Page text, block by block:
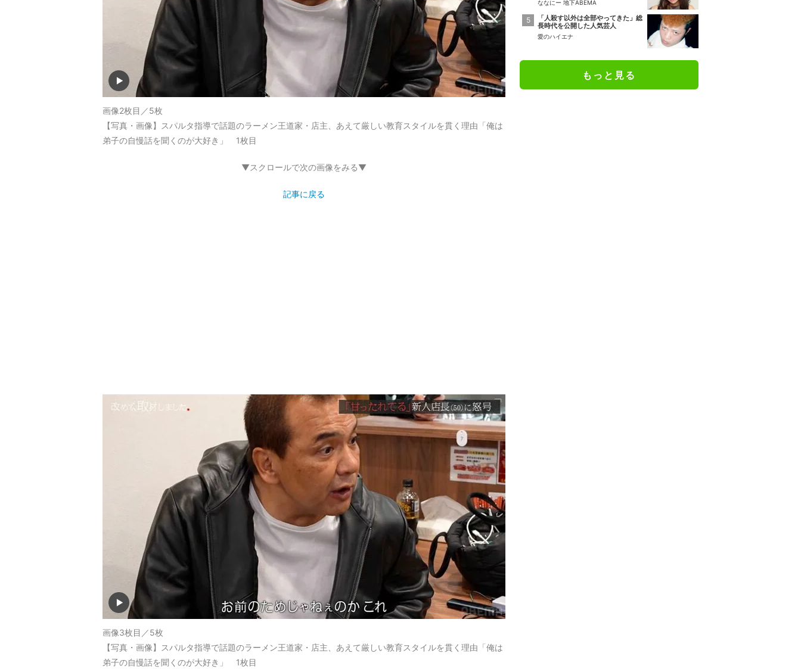
画像2枚目／5枚
【写真・画像】スパルタ指導で話題のラーメン王道家・店主、あえて厳しい教育スタイルを貫く理由「俺は
弟子の自慢話を聞くのが大好き」 1枚目
▼スクロールで次の画像をみる▼
記事に戻る
画像3枚目／5枚
【写真・画像】スパルタ指導で話題のラーメン王道家・店主、あえて厳しい教育スタイルを貫く理由「俺は
弟子の自慢話を聞くのが大好き」 1枚目
ななにー 地下ABEMA
「人殺す以外は全部やってきた」総
長時代を公開した人気芸人
愛のハイエナ
もっと見る